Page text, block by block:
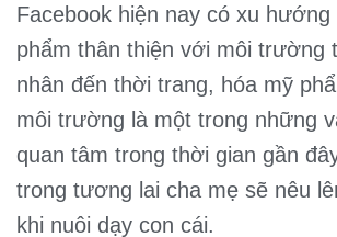
Facebook hiện nay có xu
phẩm thân thiện với môi trường
nhân đến thời trang, hóa mỹ
môi trường là một trong những
quan tâm trong thời gian gần
trong tương lai cha mẹ sẽ nêu
khi nuôi dạy con cái.